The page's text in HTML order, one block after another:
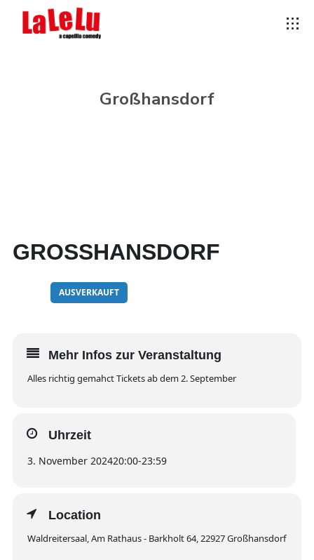
Großhansdorf
GROSSHANSDORF
AUSVERKAUFT
Mehr Infos zur Veranstaltung
Alles richtig gemahct Tickets ab dem 2. September
Uhrzeit
3. November 202420:00-23:59
Location
Waldreitersaal, Am Rathaus - Barkholt 64, 22927 Großhansdorf